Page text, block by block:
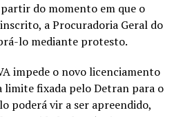
do momento em que o
a Procuradoria Geral do
lo mediante protesto.
impede o novo licenciamento
limite fixada pelo Detran para o
poderá vir a ser apreendido,